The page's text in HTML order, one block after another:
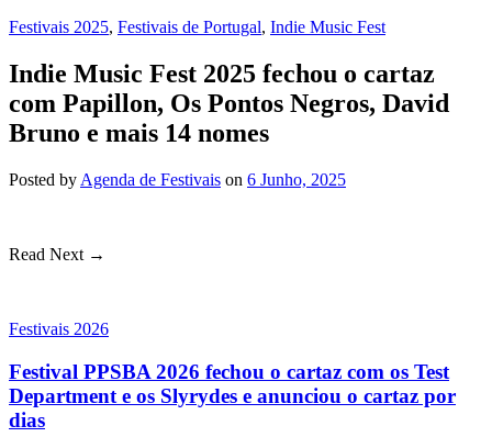
Festivais 2025, Festivais de Portugal, Indie Music Fest
Indie Music Fest 2025 fechou o cartaz
com Papillon, Os Pontos Negros, David
Bruno e mais 14 nomes
Posted by Agenda de Festivais on 6 Junho, 2025
Read Next →
Festivais 2026
Festival PPSBA 2026 fechou o cartaz com os Test
Department e os Slyrydes e anunciou o cartaz por
dias